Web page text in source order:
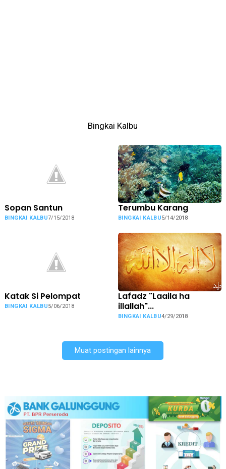
Bingkai Kalbu
Sopan Santun
BINGKAI KALBU7/15/2018
Terumbu Karang
BINGKAI KALBU5/14/2018
Katak Si Pelompat
BINGKAI KALBU5/06/2018
Lafadz "Laaila ha
illallah"...
BINGKAI KALBU4/29/2018
Muat postingan lainnya